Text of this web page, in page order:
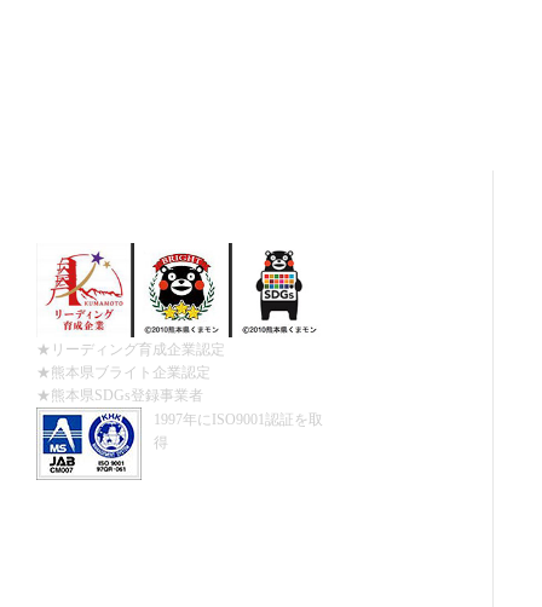
★リーディング育成企業認定
★熊本県ブライト企業認定
★熊本県SDGs登録事業者
1997年にISO9001認証を取
得